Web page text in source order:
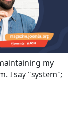
my
I say "system";